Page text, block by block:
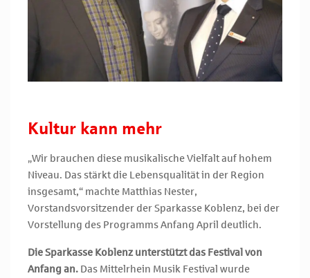
Kultur kann mehr
„Wir brauchen diese musikalische Vielfalt auf hohem
Niveau. Das stärkt die Lebensqualität in der Region
insgesamt,“ machte Matthias Nester,
Vorstandsvorsitzender der Sparkasse Koblenz, bei der
Vorstellung des Programms Anfang April deutlich.
Die Sparkasse Koblenz unterstützt das Festival von
Anfang an. Das Mittelrhein Musik Festival wurde